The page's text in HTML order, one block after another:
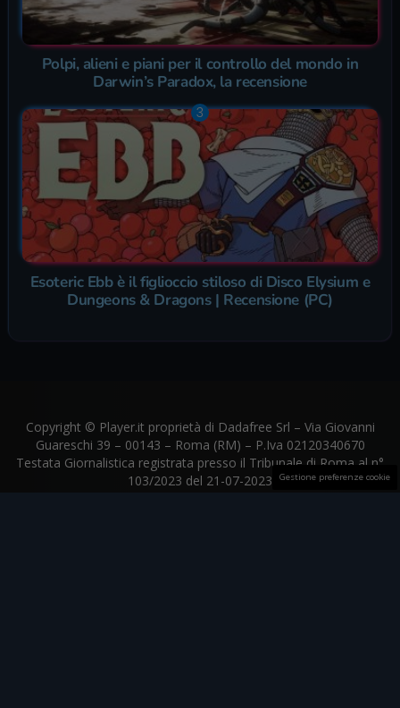
Polpi, alieni e piani per il controllo del mondo in
Darwin’s Paradox, la recensione
Esoteric Ebb è il figlioccio stiloso di Disco Elysium e
Dungeons & Dragons | Recensione (PC)
Copyright © Player.it proprietà di Dadafree Srl – Via Giovanni
Guareschi 39 – 00143 – Roma (RM) – P.Iva 02120340670
Testata Giornalistica registrata presso il Tribunale di Roma al n°
103/2023 del 21-07-2023
Gestione preferenze cookie